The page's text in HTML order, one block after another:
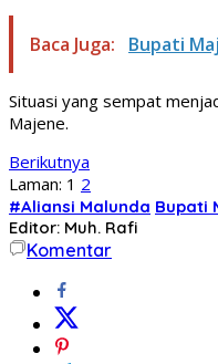
Baca Juga: Bupati
Situasi yang sempat
Majene.
Berikutnya
Laman: 1 2
#Aliansi Malunda Bupati
Editor: Muh. Rafi
Komentar